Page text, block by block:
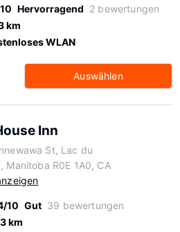
Hervorragend 2 bewertungen
km
WLAN
Auswählen
Inn
St, Lac du
Manitoba R0E 1A0, CA
10 Gut 39 bewertungen
km